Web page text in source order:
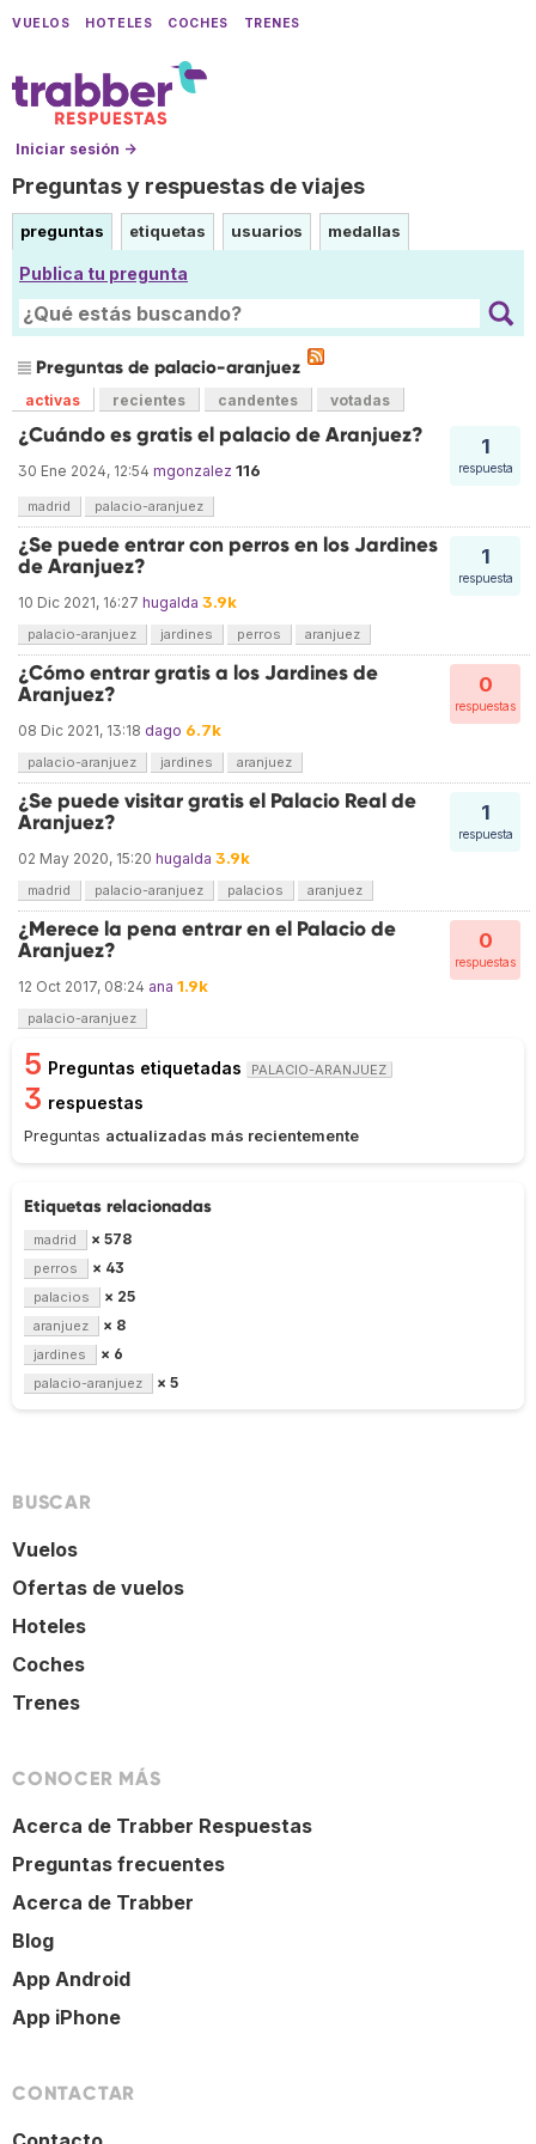
VUELOS HOTELES COCHES TRENES
Iniciar sesión →
Preguntas y respuestas de viajes
preguntas etiquetas usuarios medallas
Publica tu pregunta
Preguntas de palacio-aranjuez
activas recientes candentes votadas
1
respuesta
¿Cuándo es gratis el palacio de Aranjuez?
30 Ene 2024, 12:54 mgonzalez 116
madrid palacio-aranjuez
1
respuesta
¿Se puede entrar con perros en los Jardines
de Aranjuez?
10 Dic 2021, 16:27 hugalda 3.9k
palacio-aranjuez jardines perros aranjuez
0
respuestas
¿Cómo entrar gratis a los Jardines de
Aranjuez?
08 Dic 2021, 13:18 dago 6.7k
palacio-aranjuez jardines aranjuez
1
respuesta
¿Se puede visitar gratis el Palacio Real de
Aranjuez?
02 May 2020, 15:20 hugalda 3.9k
madrid palacio-aranjuez palacios aranjuez
0
respuestas
¿Merece la pena entrar en el Palacio de
Aranjuez?
12 Oct 2017, 08:24 ana 1.9k
palacio-aranjuez
5 Preguntas etiquetadas PALACIO-ARANJUEZ
3 respuestas
Preguntas actualizadas más recientemente
Etiquetas relacionadas
madrid × 578
perros × 43
palacios × 25
aranjuez × 8
jardines × 6
palacio-aranjuez × 5
BUSCAR
Vuelos
Ofertas de vuelos
Hoteles
Coches
Trenes
CONOCER MÁS
Acerca de Trabber Respuestas
Preguntas frecuentes
Acerca de Trabber
Blog
App Android
App iPhone
CONTACTAR